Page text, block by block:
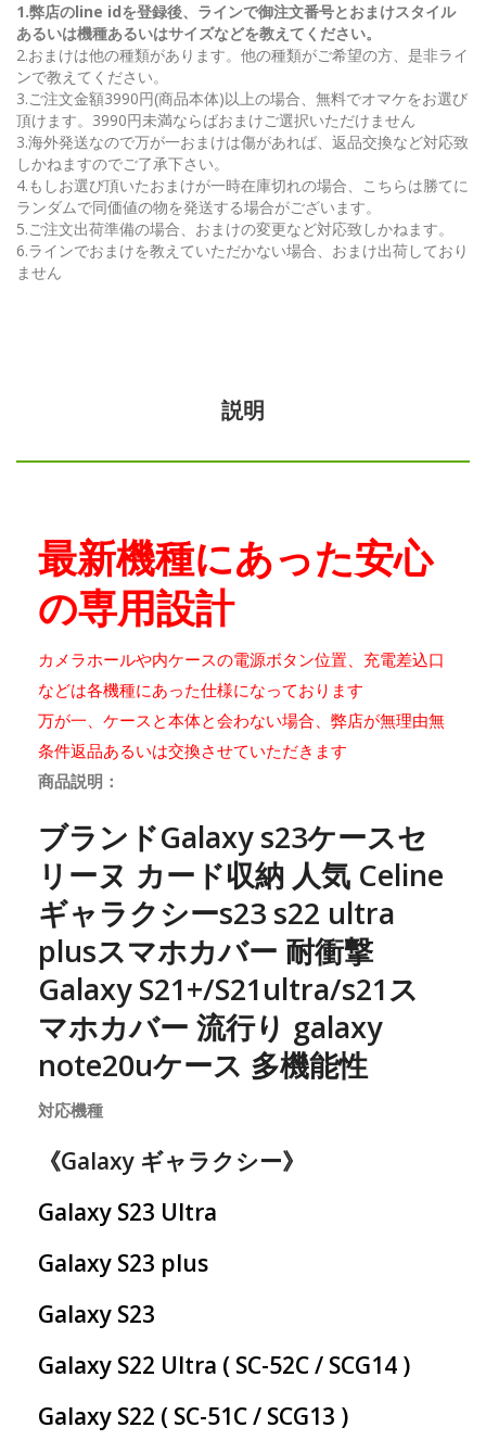
1.弊店のline idを登録後、ラインで御注文番号とおまけスタイル
あるいは機種あるいはサイズなどを教えてください。
2.おまけは他の種類があります。他の種類がご希望の方、是非ライ
ンで教えてください。
3.ご注文金額3990円(商品本体)以上の場合、無料でオマケをお選び
頂けます。3990円未満ならばおまけご選択いただけません
3.海外発送なので万が一おまけは傷があれば、返品交換など対応致
しかねますのでご了承下さい。
4.もしお選び頂いたおまけが一時在庫切れの場合、こちらは勝てに
ランダムで同価値の物を発送する場合がございます。
5.ご注文出荷準備の場合、おまけの変更など対応致しかねます。
6.ラインでおまけを教えていただかない場合、おまけ出荷しており
ません
説明
最新機種にあった安心
の専用設計
カメラホールや内ケースの電源ボタン位置、充電差込口
などは各機種にあった仕様になっております
万が一、ケースと本体と会わない場合、弊店が無理由無
条件返品あるいは交換させていただきます
商品説明：
ブランドGalaxy s23ケースセ
リーヌ カード収納 人気 Celine
ギャラクシーs23 s22 ultra
plusスマホカバー 耐衝撃
Galaxy S21+/S21ultra/s21ス
マホカバー 流行り galaxy
note20uケース 多機能性
対応機種
《Galaxy ギャラクシー》
Galaxy S23 Ultra
Galaxy S23 plus
Galaxy S23
Galaxy S22 Ultra ( SC-52C / SCG14 )
Galaxy S22 ( SC-51C / SCG13 )